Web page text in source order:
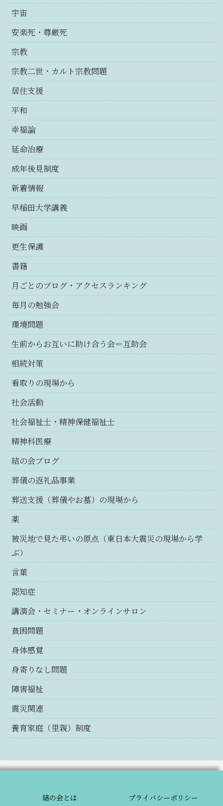
宇宙
安楽死・尊厳死
宗教
宗教二世・カルト宗教問題
居住支援
平和
幸福論
延命治療
成年後見制度
新着情報
早稲田大学講義
映画
更生保護
書籍
月ごとのブログ・アクセスランキング
毎月の勉強会
環境問題
生前からお互いに助け合う会＝互助会
相続対策
看取りの現場から
社会活動
社会福祉士・精神保健福祉士
精神科医療
結の会ブログ
葬儀の返礼品事業
葬送支援（葬儀やお墓）の現場から
薬
被災地で見た弔いの原点（東日本大震災の現場から学
ぶ）
言葉
認知症
講演会・セミナー・オンラインサロン
貧困問題
身体感覚
身寄りなし問題
障害福祉
震災関連
養育家庭（里親）制度
結の会とは プライバシーポリシー